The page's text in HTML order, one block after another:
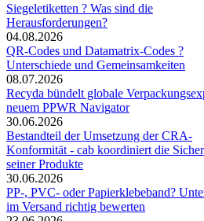
Siegeletiketten ? Was sind die
Herausforderungen?
04.08.2026
QR-Codes und Datamatrix-Codes ?
Unterschiede und Gemeinsamkeiten
08.07.2026
Recyda bündelt globale
neuem PPWR Navigator
30.06.2026
Bestandteil der Umsetzung der CRA-
Konformität - cab koordiniert die
seiner Produkte
30.06.2026
PP-, PVC- oder Papierklebeband?
im Versand richtig bewerten